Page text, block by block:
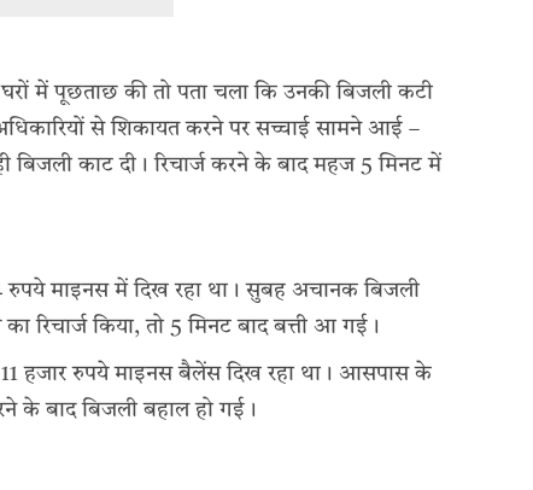
में पूछताछ की तो पता चला कि उनकी बिजली कटी
से शिकायत करने पर सच्चाई सामने आई –
बिजली काट दी। रिचार्ज करने के बाद महज 5 मिनट में
रुपये माइनस में दिख रहा था। सुबह अचानक बिजली
रिचार्ज किया, तो 5 मिनट बाद बत्ती आ गई।
हजार रुपये माइनस बैलेंस दिख रहा था। आसपास के
के बाद बिजली बहाल हो गई।